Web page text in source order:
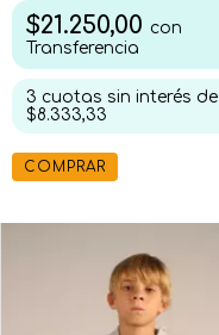
$21.250,00 con
Transferencia
3 cuotas sin interés de
$8.333,33
COMPRAR